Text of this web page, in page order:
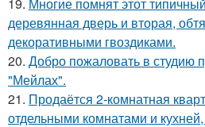
19. Многие помнят этот
деревянная дверь и вторая,
декоративными гвоздиками.
20. Добро пожаловать в студию
"Мейлах".
21. Продаётся 2-комнатная
отдельными комнатами и